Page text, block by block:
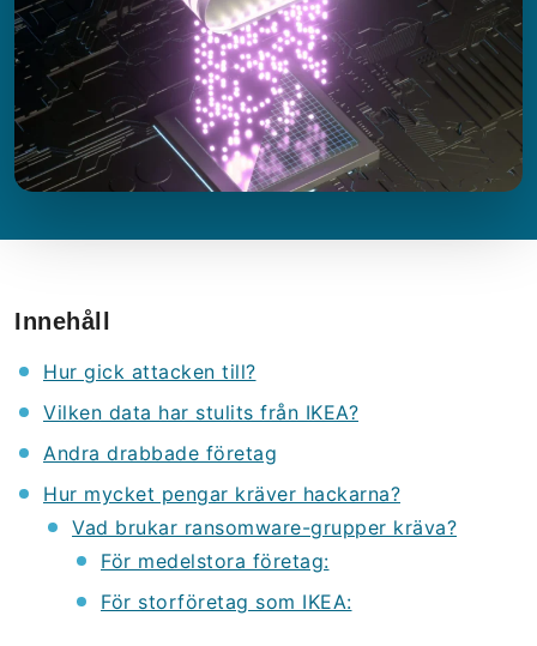
Innehåll
Hur gick attacken till?
Vilken data har stulits från IKEA?
Andra drabbade företag
Hur mycket pengar kräver hackarna?
Vad brukar ransomware-grupper kräva?
För medelstora företag:
För storföretag som IKEA: